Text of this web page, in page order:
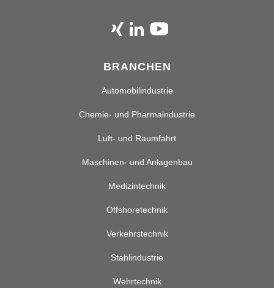
BRANCHEN
Automobilindustrie
Chemie- und Pharmaindustrie
Luft- und Raumfahrt
Maschinen- und Anlagenbau
Medizintechnik
Offshoretechnik
Verkehrstechnik
Stahlindustrie
Wehrtechnik